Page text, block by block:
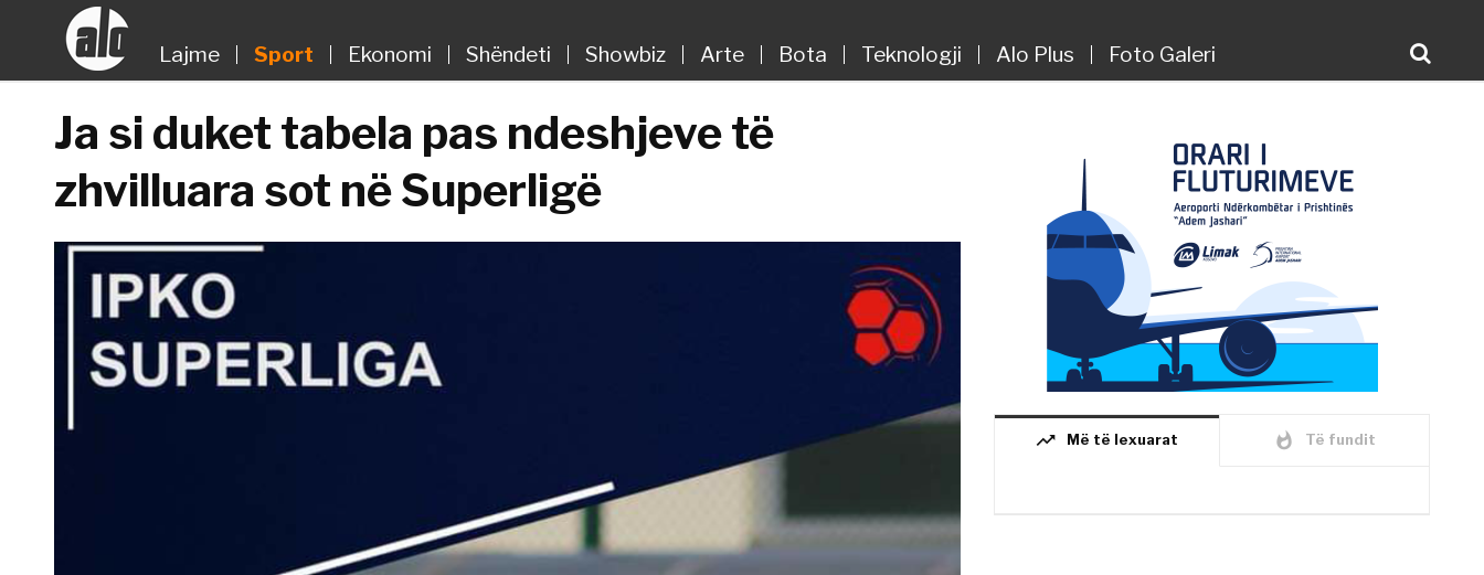
Lajme Sport Ekonomi Shëndeti Showbiz Arte Bota Teknologji Alo Plus Foto Galeri
Ja si duket tabela pas ndeshjeve të
zhvilluara sot në Superligë
trending_up Më të lexuarat whatshot Të fundit